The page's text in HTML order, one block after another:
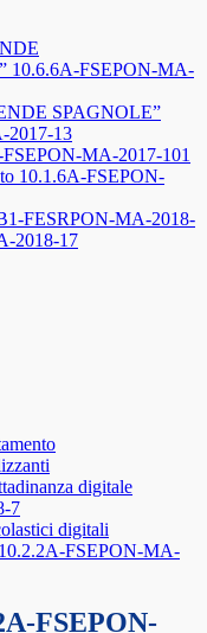
10.6.6A-FSEPON-MA-
SPAGNOLE”
2017-13
FSEPON-MA-2017-101
10.1.6A-FSEPON-
FESRPON-MA-2018-
2018-17
digitale
7
digitali
FSEPON-MA-
FSEPON-